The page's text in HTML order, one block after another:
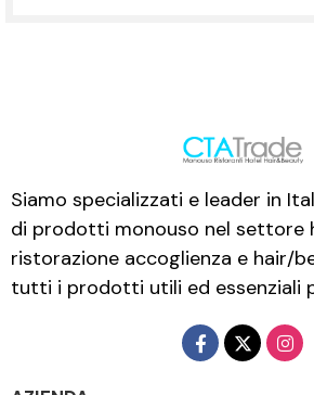
Siamo specializzati e leader in
di prodotti monouso nel settore
ristorazione accoglienza e hair/
tutti i prodotti utili ed essenziali